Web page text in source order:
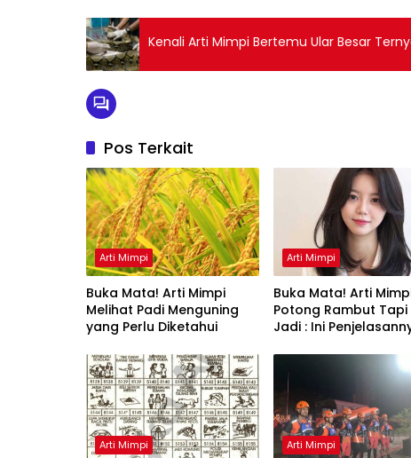
Kenali Arti Mimpi Bertemu Ular Besar
Pos Terkait
Arti Mimpi
Buka Mata! Arti Mimpi
Melihat Padi Menguning
yang Perlu Diketahui
Arti Mimpi
Buka Mata! Arti
Potong Rambut Tapi
Jadi : Ini
Arti Mimpi Arti Mimpi